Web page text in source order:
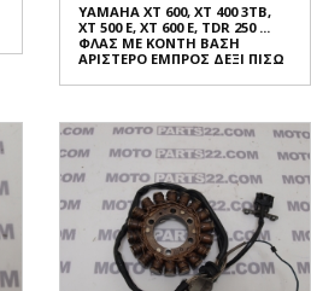
ΥΑΜΑΗΑ XT 600, XT 400 3TB,
XT 500 E, XT 600 E, TDR 250 ...
ΦΛΑΣ ΜΕ ΚΟΝΤΗ ΒΑΣΗ
ΑΡΙΣΤΕΡΟ ΕΜΠΡΟΣ ΔΕΞΙ ΠΙΣΩ